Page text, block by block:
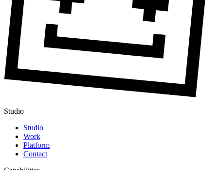
Studio
Studio
Work
Platform
Contact